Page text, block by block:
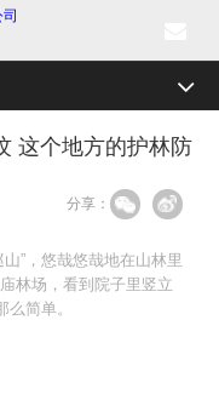
这个地方的护林防
分享：
”，悠哉悠哉地在山林里
林场，看到院子里竖立
简单。